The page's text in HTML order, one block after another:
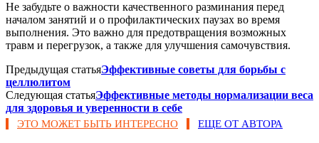
Не забудьте о важности качественного разминания перед
началом занятий и о профилактических паузах во время
выполнения. Это важно для предотвращения возможных
травм и перегрузок, а также для улучшения самочувствия.
Предыдущая статьяЭффективные советы для борьбы с
целлюлитом
Следующая статьяЭффективные методы нормализации веса
для здоровья и уверенности в себе
ЭТО МОЖЕТ БЫТЬ ИНТЕРЕСНО ЕЩЕ ОТ АВТОРА